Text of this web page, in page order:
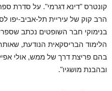
קונטרס "דינא דגרמי". על סדרת
הרב קוק של עיריית תל-אביב-יפו
בנימוקי חבר השופטים נכתב
הלימוד הבריסקאית הנודעת,
בהם פריצת דרך של ממש, אולי
ובהבנת מושגיו".